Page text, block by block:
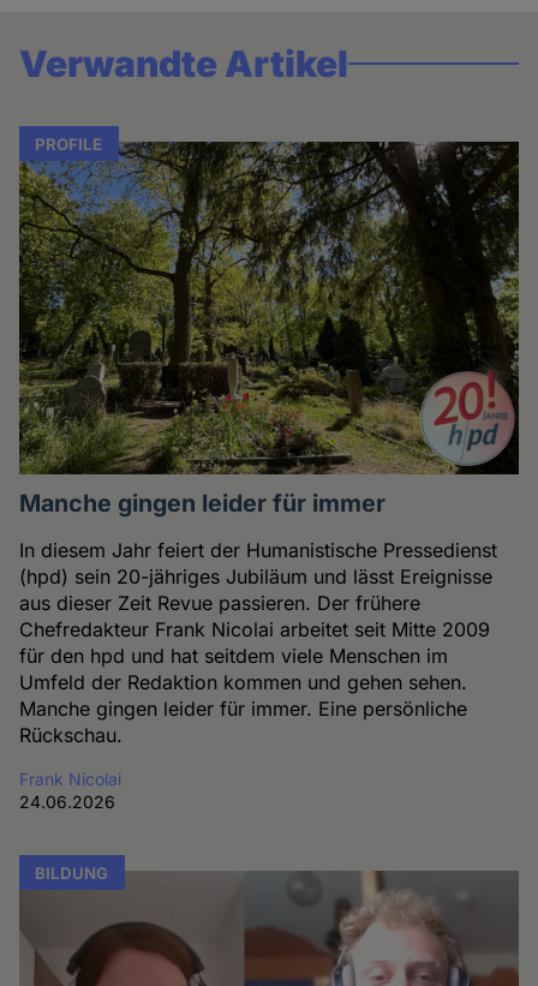
Verwandte Artikel
PROFILE
Manche gingen leider für immer
In diesem Jahr feiert der Humanistische Pressedienst
(hpd) sein 20-jähriges Jubiläum und lässt Ereignisse
aus dieser Zeit Revue passieren. Der frühere
Chefredakteur Frank Nicolai arbeitet seit Mitte 2009
für den hpd und hat seitdem viele Menschen im
Umfeld der Redaktion kommen und gehen sehen.
Manche gingen leider für immer. Eine persönliche
Rückschau.
Frank Nicolai
24.06.2026
BILDUNG